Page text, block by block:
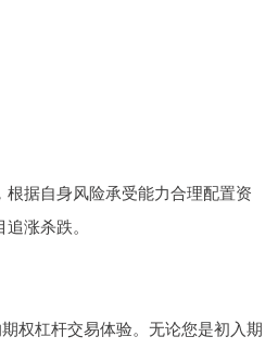
据自身风险承受能力合理配置资
涨杀跌。
权杠杆交易体验。无论您是初入期